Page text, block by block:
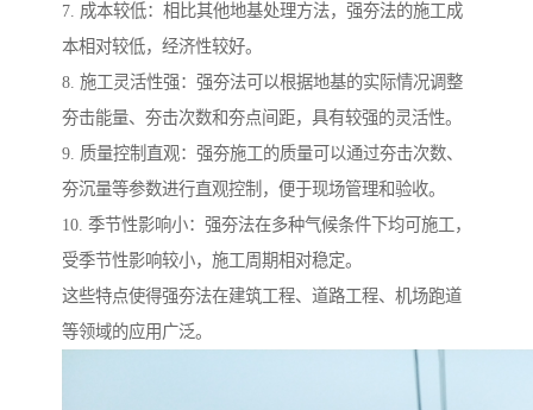
7. 成本较低：相比其他地基处理方法，强夯法的施工成
本相对较低，经济性较好。
8. 施工灵活性强：强夯法可以根据地基的实际情况调整
夯击能量、夯击次数和夯点间距，具有较强的灵活性。
9. 质量控制直观：强夯施工的质量可以通过夯击次数、
夯沉量等参数进行直观控制，便于现场管理和验收。
10. 季节性影响小：强夯法在多种气候条件下均可施工，
受季节性影响较小，施工周期相对稳定。
这些特点使得强夯法在建筑工程、道路工程、机场跑道
等领域的应用广泛。